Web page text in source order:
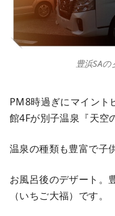
豊浜SA
PM8時過ぎにマイント
館4Fが別子温泉『天空
温泉の種類も豊富で子
お風呂後のデザート。
（いちご大福）です。